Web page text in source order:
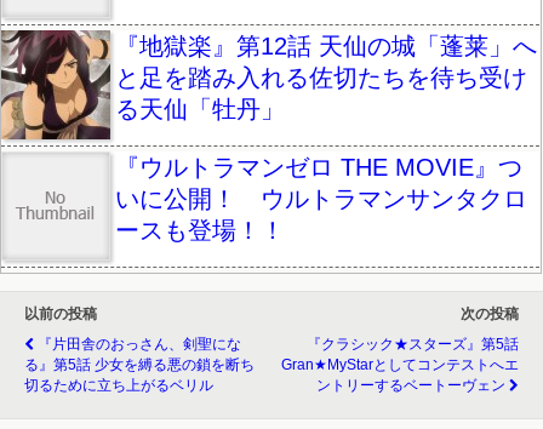
『地獄楽』第12話 天仙の城「蓬莱」へ
と足を踏み入れる佐切たちを待ち受け
る天仙「牡丹」
『ウルトラマンゼロ THE MOVIE』つ
いに公開！ ウルトラマンサンタクロ
ースも登場！！
以前の投稿
『片田舎のおっさん、剣聖にな
る』第5話 少女を縛る悪の鎖を断ち
切るために立ち上がるベリル
次の投稿
『クラシック★スターズ』第5話
Gran★MyStarとしてコンテストへエ
ントリーするベートーヴェン